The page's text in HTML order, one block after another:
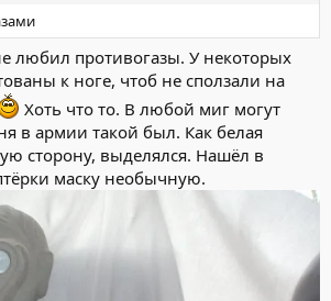
любил противогазы. У некоторых
к ноге, чтоб не сползали на
Хоть что то. В любой миг могут
в армии такой был. Как белая
сторону, выделялся. Нашёл в
маску необычную.